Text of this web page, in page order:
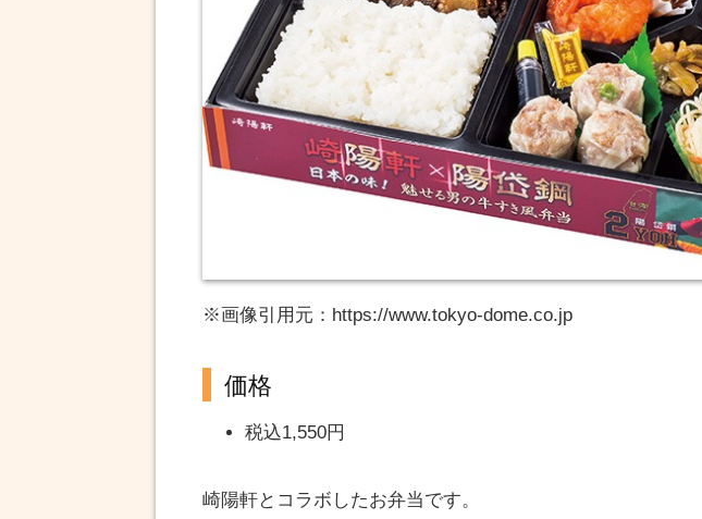
※画像引用元：https://www.tokyo-dome.co.jp
価格
税込1,550円
崎陽軒とコラボしたお弁当です。